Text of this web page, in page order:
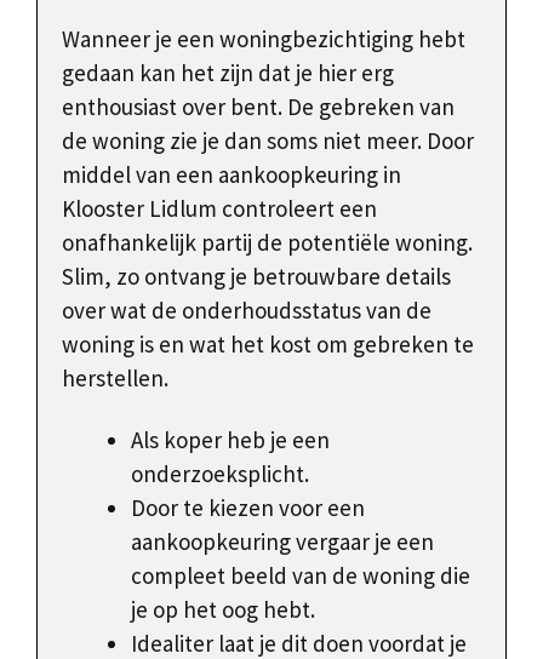
Wanneer je een woningbezichtiging hebt
gedaan kan het zijn dat je hier erg
enthousiast over bent. De gebreken van
de woning zie je dan soms niet meer. Door
middel van een aankoopkeuring in
Klooster Lidlum controleert een
onafhankelijk partij de potentiële woning.
Slim, zo ontvang je betrouwbare details
over wat de onderhoudsstatus van de
woning is en wat het kost om gebreken te
herstellen.
Als koper heb je een
onderzoeksplicht.
Door te kiezen voor een
aankoopkeuring vergaar je een
compleet beeld van de woning die
je op het oog hebt.
Idealiter laat je dit doen voordat je